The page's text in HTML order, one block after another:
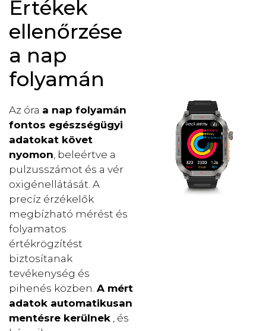
Értékek
ellenőrzése
a nap
folyamán
Az óra a nap folyamán
fontos egészségügyi
adatokat követ
nyomon , beleértve a
pulzusszámot és a vér
oxigénellátását. A
precíz érzékelők
megbízható mérést és
folyamatos
értékrögzítést
biztosítanak
tevékenység és
pihenés közben. A mért
adatok automatikusan
mentésre kerülnek , és